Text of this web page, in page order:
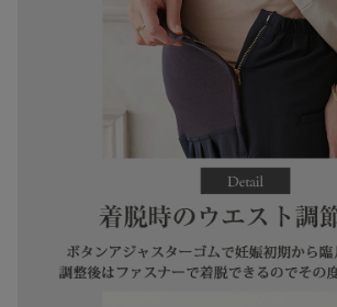
お買い物を続ける
RELATED ITEMS
関連商品